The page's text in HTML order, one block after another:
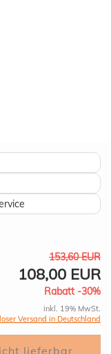
153,60 EUR
108,00 EUR
Rabatt -30%
inkl. 19% MwSt.
Versand in Deutschland